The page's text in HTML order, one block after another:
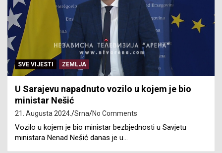
SVE VIJESTI ZEMLJA
U Sarajevu napadnuto vozilo u kojem je bio
ministar Nešić
21. Augusta 2024. Srna No Comments
Vozilo u kojem je bio ministar bezbjednosti u Savjetu
ministara Nenad Nešić danas je u…